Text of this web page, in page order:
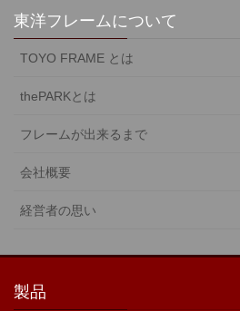
東洋フレームについて
TOYO FRAME とは
thePARKとは
フレームが出来るまで
会社概要
経営者の思い
製品